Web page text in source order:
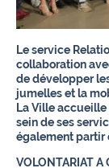
Le service
collaboration
de développer
jumelles et la
La Ville
sein de ses
également partir
VOLONTARIAT A